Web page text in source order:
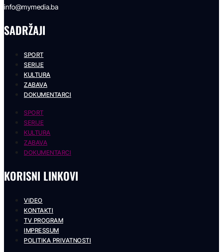
info@mymedia.ba
SADRŽAJI
SPORT
SERIJE
KULTURA
ZABAVA
DOKUMENTARCI
SPORT
SERIJE
KULTURA
ZABAVA
DOKUMENTARCI
KORISNI LINKOVI
VIDEO
KONTAKTI
TV PROGRAM
IMPRESSUM
POLITIKA PRIVATNOSTI